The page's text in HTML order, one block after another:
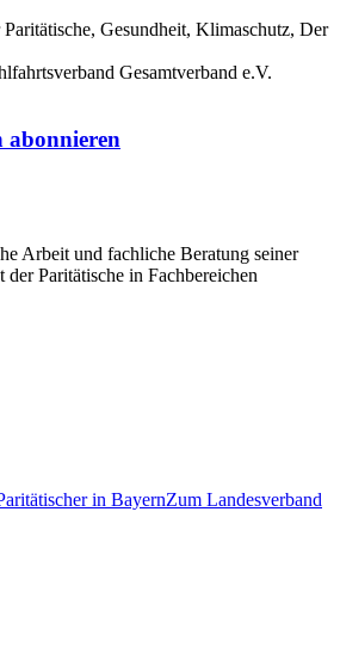
Gesundheit, Klimaschutz, Der
Gesamtverband e.V.
abonnieren
Arbeit und fachliche Beratung seiner
der Paritätische in Fachbereichen
Zum Landesverband